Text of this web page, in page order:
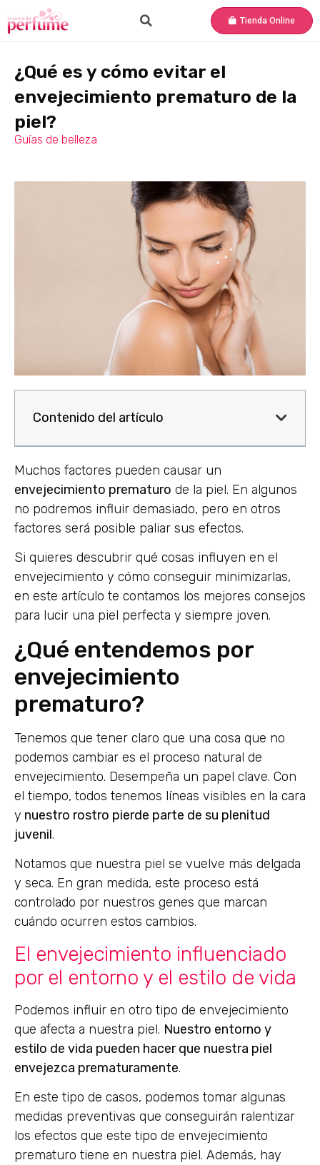
Tienda Online
¿Qué es y cómo evitar el
envejecimiento prematuro de la
piel?
Guías de belleza
Contenido del artículo
Muchos factores pueden causar un
envejecimiento prematuro de la piel. En algunos
no podremos influir demasiado, pero en otros
factores será posible paliar sus efectos.
Si quieres descubrir qué cosas influyen en el
envejecimiento y cómo conseguir minimizarlas,
en este artículo te contamos los mejores consejos
para lucir una piel perfecta y siempre joven.
¿Qué entendemos por
envejecimiento
prematuro?
Tenemos que tener claro que una cosa que no
podemos cambiar es el proceso natural de
envejecimiento. Desempeña un papel clave. Con
el tiempo, todos tenemos líneas visibles en la cara
y nuestro rostro pierde parte de su plenitud
juvenil.
Notamos que nuestra piel se vuelve más delgada
y seca. En gran medida, este proceso está
controlado por nuestros genes que marcan
cuándo ocurren estos cambios.
El envejecimiento influenciado
por el entorno y el estilo de vida
Podemos influir en otro tipo de envejecimiento
que afecta a nuestra piel. Nuestro entorno y
estilo de vida pueden hacer que nuestra piel
envejezca prematuramente.
En este tipo de casos, podemos tomar algunas
medidas preventivas que conseguirán ralentizar
los efectos que este tipo de envejecimiento
prematuro tiene en nuestra piel. Además, hay